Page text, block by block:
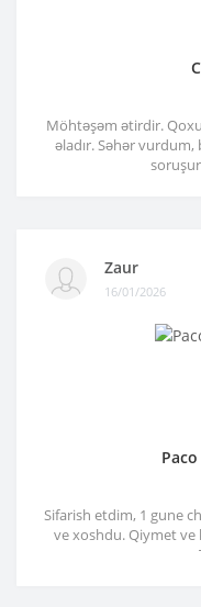
Möhtəşəm ətirdir.
əladır. Səhər vurdum,
Zaur
16/01/2026
Sifarish etdim, 1 gune
ve xoshdu. Qiymet